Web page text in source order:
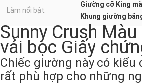
Làm nổi bật:
Giường cỡ King
Khung giường
Sunny Crush
vải bọc Giấy
Chiếc giường này có
rất phù hợp cho những